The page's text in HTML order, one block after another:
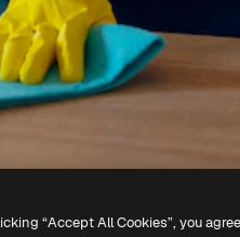
“Accept All Cookies”, you